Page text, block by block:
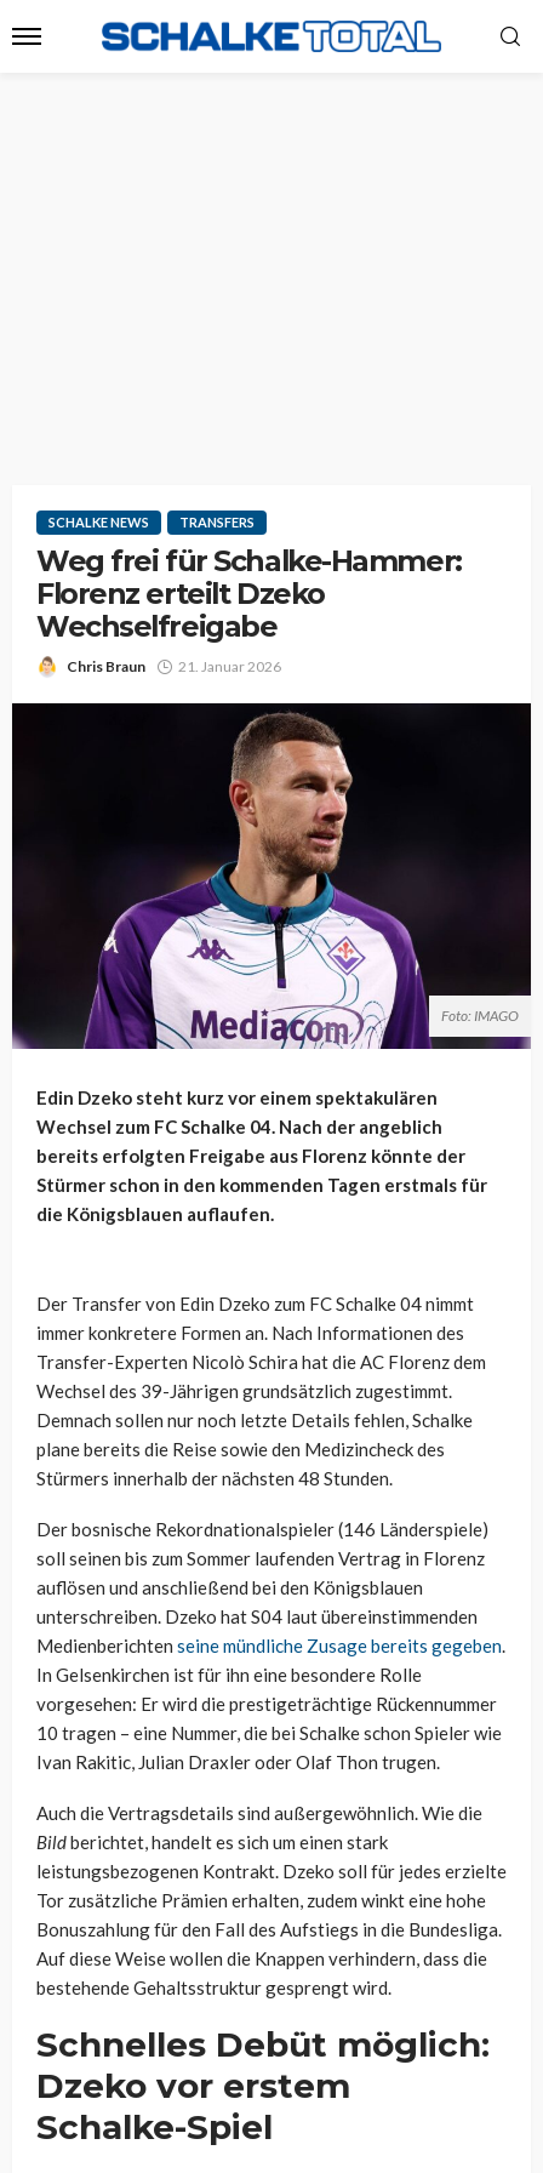
SCHALKE NEWS TRANSFERS
Weg frei für Schalke-Hammer:
Florenz erteilt Dzeko
Wechselfreigabe
Chris Braun 21. Januar 2026
Foto: IMAGO
Edin Dzeko steht kurz vor einem spektakulären
Wechsel zum FC Schalke 04. Nach der angeblich
bereits erfolgten Freigabe aus Florenz könnte der
Stürmer schon in den kommenden Tagen erstmals für
die Königsblauen auflaufen.
Der Transfer von Edin Dzeko zum FC Schalke 04 nimmt
immer konkretere Formen an. Nach Informationen des
Transfer-Experten Nicolò Schira hat die AC Florenz dem
Wechsel des 39-Jährigen grundsätzlich zugestimmt.
Demnach sollen nur noch letzte Details fehlen, Schalke
plane bereits die Reise sowie den Medizincheck des
Stürmers innerhalb der nächsten 48 Stunden.
Der bosnische Rekordnationalspieler (146 Länderspiele)
soll seinen bis zum Sommer laufenden Vertrag in Florenz
auflösen und anschließend bei den Königsblauen
unterschreiben. Dzeko hat S04 laut übereinstimmenden
Medienberichten seine mündliche Zusage bereits gegeben.
In Gelsenkirchen ist für ihn eine besondere Rolle
vorgesehen: Er wird die prestigeträchtige Rückennummer
10 tragen – eine Nummer, die bei Schalke schon Spieler wie
Ivan Rakitic, Julian Draxler oder Olaf Thon trugen.
Auch die Vertragsdetails sind außergewöhnlich. Wie die
Bildberichtet, handelt es sich um einen stark
leistungsbezogenen Kontrakt. Dzeko soll für jedes erzielte
Tor zusätzliche Prämien erhalten, zudem winkt eine hohe
Bonuszahlung für den Fall des Aufstiegs in die Bundesliga.
Auf diese Weise wollen die Knappen verhindern, dass die
bestehende Gehaltsstruktur gesprengt wird.
Schnelles Debüt möglich:
Dzeko vor erstem
Schalke-Spiel